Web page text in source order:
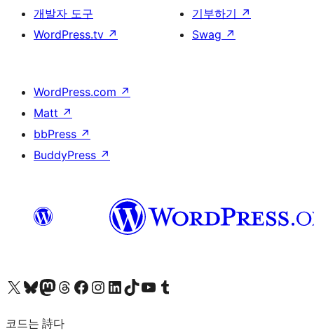
개발자 도구
WordPress.tv ↗
기부하기 ↗
Swag ↗
WordPress.com ↗
Matt ↗
bbPress ↗
BuddyPress ↗
X(이전 트위터) 계정 방문하기블루스카이 계정 방문하기마스토돈 계정 방문하기스레드 계정 방문하기 페이스북 페이지 방문하기인스타그램 계정 방문하기 LinkedIn 계정 방문하기틱톡 계정 방문하기유튜브 채널 방문하기 텀블러 계정 방문하기
코드는 詩다